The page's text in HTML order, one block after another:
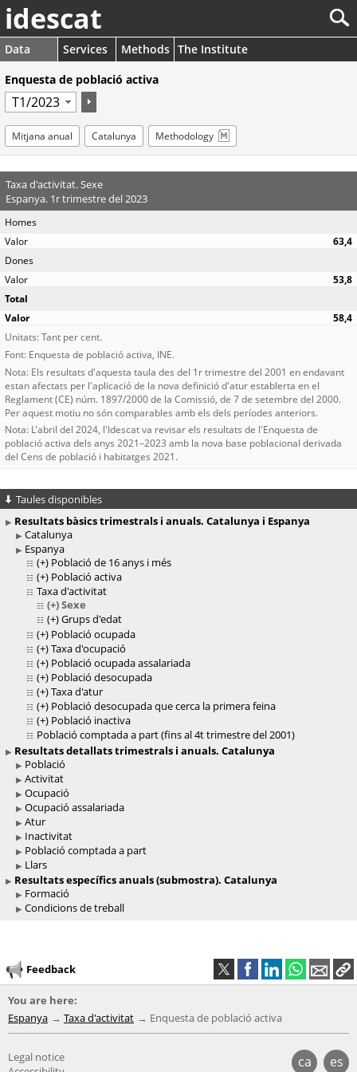
idescat
Data Services Methods The Institute
Enquesta de població activa
Mitjana anual Catalunya Methodology
Taxa d'activitat. Sexe
Espanya. 1r trimestre del 2023
Homes
63,4
Dones
53,8
Total
58,4
Unitats: Tant per cent.
Font: Enquesta de població activa, INE.
Nota: Els resultats d'aquesta taula des del 1r trimestre del 2001 en endavant
estan afectats per l'aplicació de la nova definició d'atur establerta en el
Reglament (CE) núm. 1897/2000 de la Comissió, de 7 de setembre del 2000.
Per aquest motiu no són comparables amb els dels períodes anteriors.
Nota: L'abril del 2024, l'Idescat va revisar els resultats de l'Enquesta de
població activa dels anys 2021–2023 amb la nova base poblacional derivada
del Cens de població i habitatges 2021.
Taules disponibles
Resultats bàsics trimestrals i anuals. Catalunya i Espanya
Catalunya
Espanya
(+) Població de 16 anys i més
(+) Població activa
Taxa d'activitat
(+)Sexe
(+)Grups d'edat
(+) Població ocupada
(+)Taxa d'ocupació
(+) Població ocupada assalariada
(+) Població desocupada
(+)Taxa d'atur
(+) Població desocupada que cerca la primera feina
(+) Població inactiva
Població comptada a part (fins al 4t trimestre del 2001)
Resultats detallats trimestrals i anuals. Catalunya
Població
Activitat
Ocupació
Ocupació assalariada
Atur
Inactivitat
Població comptada a part
Llars
Resultats específics anuals (submostra). Catalunya
Formació
Condicions de treball
Feedback
You are here:
Espanya
Taxa d'activitat Enquesta de població activa
ca es
Legal notice